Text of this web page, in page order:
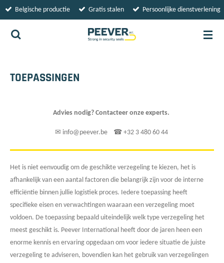
Ga
naar
Belgische productie Gratis stalen Persoonlijke dienstverlening
TOEPASSINGEN
Advies nodig? Contacteer onze experts.
✉ info@peever.be ☎ +32 3 480 60 44
Het is niet eenvoudig om de geschikte verzegeling te kiezen, het is
afhankelijk van een aantal factoren die belangrijk zijn voor de interne
efficiëntie binnen jullie logistiek proces. Iedere toepassing heeft
specifieke eisen en verwachtingen waaraan een verzegeling moet
voldoen. De toepassing bepaald uiteindelijk welk type verzegeling het
meest geschikt is. Peever International heeft door de jaren heen een
enorme kennis en ervaring opgedaan om voor iedere situatie de juiste
verzegeling te adviseren, bovendien kan het gebruik van verzegelingen